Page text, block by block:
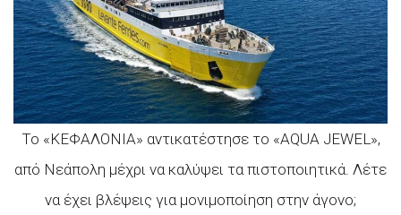
Το «ΚΕΦΑΛΟΝΙΑ» αντικατέστησε το «AQUA JEWEL»,
από Νεάπολη μέχρι να καλύψει τα πιστοποιητικά. Λέτε
να έχει βλέψεις για μονιμοποίηση στην άγονο;